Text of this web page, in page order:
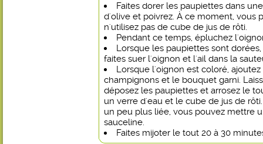
Faites dorer les paupiettes dans
d'olive et poivrez. À ce moment, vous
n'utilisez pas de cube de jus de rôti.
Pendant ce temps, épluchez
Lorsque les paupiettes sont
faites suer l'oignon et l'ail dans la
Lorsque l'oignon est coloré,
champignons et le bouquet garni.
déposez les paupiettes et arrosez le
un verre d'eau et le cube de jus de
un peu plus liée, vous pouvez mettre
sauceline.
Faites mijoter le tout 20 à 30